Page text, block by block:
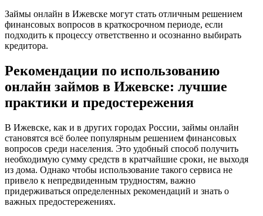
Займы онлайн в Ижевске могут стать отличным решением
финансовых вопросов в краткосрочном периоде, если
подходить к процессу ответственно и осознанно выбирать
кредитора.
Рекомендации по использованию
онлайн займов в Ижевске: лучшие
практики и предостережения
В Ижевске, как и в других городах России, займы онлайн
становятся всё более популярным решением финансовых
вопросов среди населения. Это удобный способ получить
необходимую сумму средств в кратчайшие сроки, не выходя
из дома. Однако чтобы использование такого сервиса не
привело к непредвиденным трудностям, важно
придерживаться определенных рекомендаций и знать о
важных предостережениях.